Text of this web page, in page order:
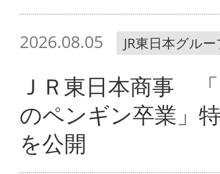
2026.08.05 JR東日本グル
ＪＲ東日本商事
のペンギン卒業」
を公開